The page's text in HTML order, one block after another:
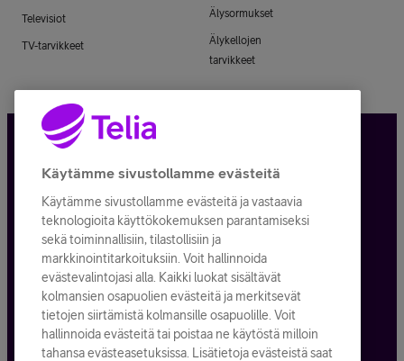
Televisiot
TV-tarvikkeet
Älysormukset
Älykellojen
tarvikkeet
Tietosuoja ja -turva
Tilauksen peruuttaminen
Käyttöehdot
Evästeiden käyttö
Toimitusehdot ja palvelukuvaukset
Käytämme sivustollamme evästeitä
Käytämme sivustollamme evästeitä ja vastaavia
teknologioita käyttökokemuksen parantamiseksi
sekä toiminnallisiin, tilastollisiin ja
markkinointitarkoituksiin. Voit hallinnoida
evästevalintojasi alla. Kaikki luokat sisältävät
kolmansien osapuolien evästeitä ja merkitsevät
tietojen siirtämistä kolmansille osapuolille. Voit
hallinnoida evästeitä tai poistaa ne käytöstä milloin
tahansa evästeasetuksissa. Lisätietoja evästeistä saat